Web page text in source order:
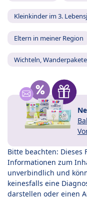
Kleinkinder im 3.
Eltern in meiner Region
Wichteln,
Bitte beachten:
Informationen zum
unverbindlich und
keinesfalls eine
darstellen oder einen